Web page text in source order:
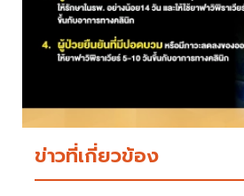
ข่าวที่เกี่ยวข้อง